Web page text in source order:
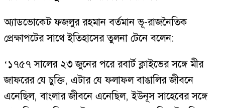
অ্যাডভোকেট ফজলুর রহমান বর্তমান ভূ-রাজনৈতিক
প্রেক্ষাপটের সাথে ইতিহাসের তুলনা টেনে বলেন:
‘১৭৫৭ সালের ২৩ জুনের পরে রবার্ট ক্লাইভের সঙ্গে মীর
জাফরের যে চুক্তি, এটার যে ফলাফল বাঙালির জীবনে
এনেছিল, বাংলার জীবনে এনেছিল, ইউনূস সাহেবের সঙ্গে